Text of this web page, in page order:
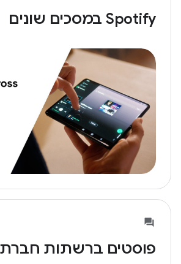
Spotify במסכים שונים
פוסטים ברשתות